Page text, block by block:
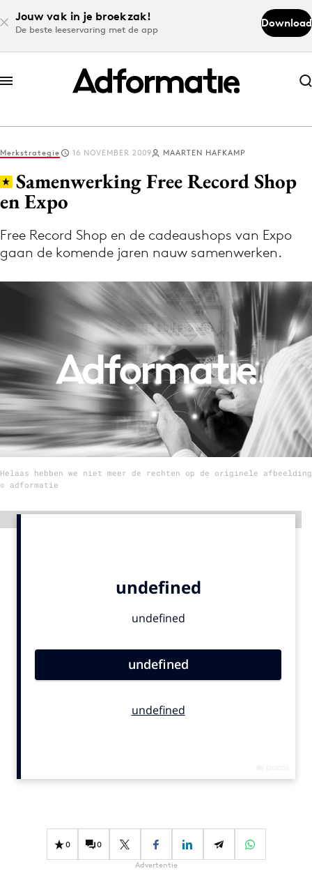
Jouw vak in je broekzak!
De beste leeservaring met de app
Download
Abonneer nu
Abonneer nu
Log in
Volg het laatste nieuws via de Adformatie
Nieuws app
Menu
Home
9 sept: GenAI-training
12 nov: MarketingLive!
Adverteren
Events
Carriere
Design
Diversiteit
Effectiviteit
Merkstrategie 16 NOVEMBER 2009 MAARTEN HAFKAMP
Samenwerking Free Record Shop
en Expo
Free Record Shop en de cadeaushops van Expo
gaan de komende jaren nauw samenwerken.
Helaas hebben we niet meer de rechten op de originele afbeelding
© adformatie
0 0
Advertentie